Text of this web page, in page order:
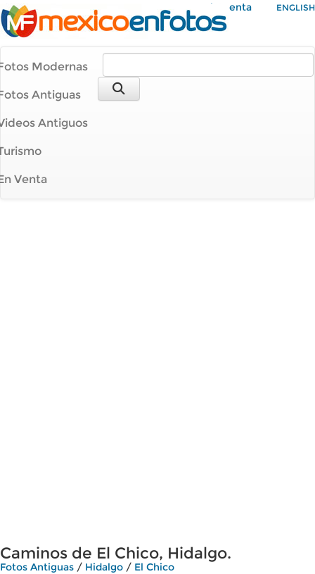
Mi Cuenta ENGLISH
Modernas
Antiguas
Antiguos
Venta
Caminos de El Chico, Hidalgo.
Fotos Antiguas / Hidalgo / El Chico